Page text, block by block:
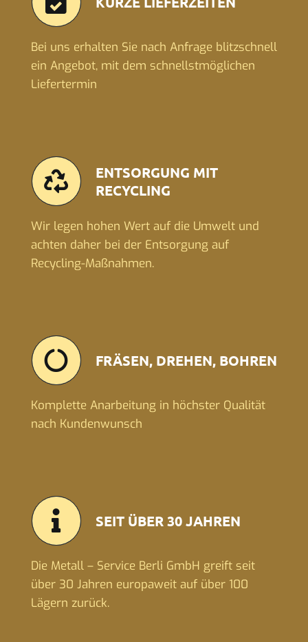
Bei uns erhalten Sie nach Anfrage blitzschnell
ein Angebot, mit dem schnellstmöglichen
Liefertermin
ENTSORGUNG MIT
RECYCLING
Wir legen hohen Wert auf die Umwelt und
achten daher bei der Entsorgung auf
Recycling-Maßnahmen.
FRÄSEN, DREHEN, BOHREN
Komplette Anarbeitung in höchster Qualität
nach Kundenwunsch
SEIT ÜBER 30 JAHREN
Die Metall – Service Berli GmbH greift seit
über 30 Jahren europaweit auf über 100
Lägern zurück.